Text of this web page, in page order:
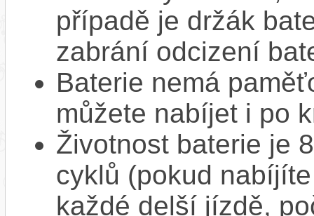
případě je držák
zabrání odcizení
Baterie nemá
můžete nabíjet i po
Životnost baterie je
cyklů (pokud
každé delší jízdě,